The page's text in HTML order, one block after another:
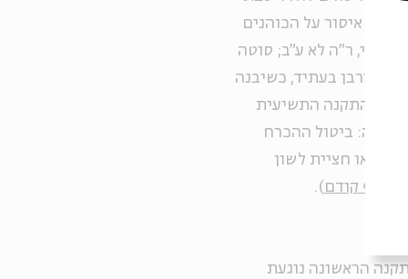
ד); איסור על הכוהנים
(בבלי, ר"ה לא ע"ב; סוטה
קורבן בעתיד, כשיבנה
). התקנה התשיעית
ביטול ההכרח
), או חציית לשון
בדף קודם ).
הראשונה נוגעת